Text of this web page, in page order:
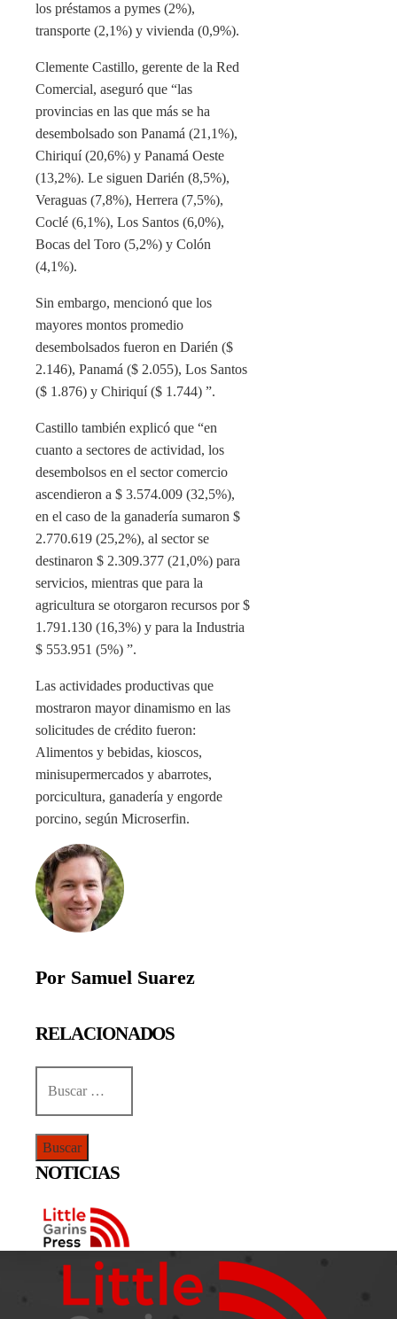
los préstamos a pymes (2%),
transporte (2,1%) y vivienda (0,9%).
Clemente Castillo, gerente de la Red
Comercial, aseguró que “las
provincias en las que más se ha
desembolsado son Panamá (21,1%),
Chiriquí (20,6%) y Panamá Oeste
(13,2%). Le siguen Darién (8,5%),
Veraguas (7,8%), Herrera (7,5%),
Coclé (6,1%), Los Santos (6,0%),
Bocas del Toro (5,2%) y Colón
(4,1%).
Sin embargo, mencionó que los
mayores montos promedio
desembolsados ​​fueron en Darién ($
2.146), Panamá ($ 2.055), Los Santos
($ 1.876) y Chiriquí ($ 1.744) ”.
Castillo también explicó que “en
cuanto a sectores de actividad, los
desembolsos en el sector comercio
ascendieron a $ 3.574.009 (32,5%),
en el caso de la ganadería sumaron $
2.770.619 (25,2%), al sector se
destinaron $ 2.309.377 (21,0%) para
servicios, mientras que para la
agricultura se otorgaron recursos por $
1.791.130 (16,3%) y para la Industria
$ 553.951 (5%) ”.
Las actividades productivas que
mostraron mayor dinamismo en las
solicitudes de crédito fueron:
Alimentos y bebidas, kioscos,
minisupermercados y abarrotes,
porcicultura, ganadería y engorde
porcino, según Microserfin.
Por Samuel Suarez
RELACIONADOS
NOTICIAS